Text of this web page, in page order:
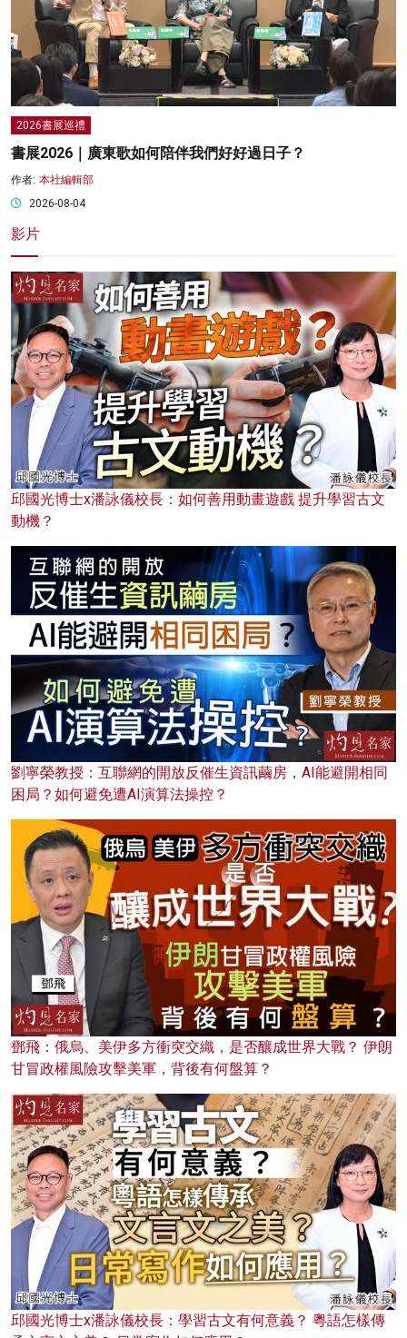
2026書展巡禮
書展2026｜廣東歌如何陪伴我們好好過日子？
作者: 本社編輯部
2026-08-04
影片
邱國光博士x潘詠儀校長：如何善用動畫遊戲 提升學習古文
動機？
劉寧榮教授：互聯網的開放反催生資訊繭房，AI能避開相同
困局？如何避免遭AI演算法操控？
鄧飛：俄烏、美伊多方衝突交織，是否釀成世界大戰？ 伊朗
甘冒政權風險攻擊美軍，背後有何盤算？
邱國光博士x潘詠儀校長：學習古文有何意義？ 粵語怎樣傳